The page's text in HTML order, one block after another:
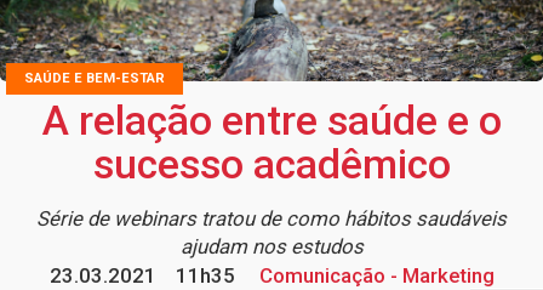
SAÚDE E BEM-ESTAR
A relação entre saúde e o
sucesso acadêmico
Série de webinars tratou de como hábitos saudáveis
ajudam nos estudos
23.03.2021
11h35
Comunicação - Marketing